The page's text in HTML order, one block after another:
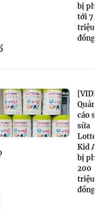
bị phạt
tới 7,5
triệu
đồng
Quảng
cáo sai
sữa
Lotte
Kid A+
bị phạt
200
triệu
đồng